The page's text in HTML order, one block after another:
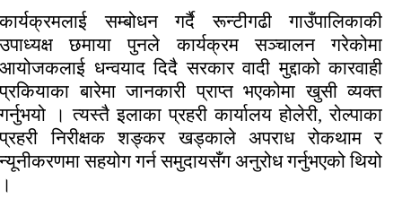
कार्यक्रमलाई सम्बोधन गर्दै रून्टीगढी गाउँपालिकाकी
उपाध्यक्ष छमाया पुनले कार्यक्रम सञ्चालन गरेकोमा
आयोजकलाई धन्वयाद दिदै सरकार वादी मुद्दाको कारवाही
प्रकियाका बारेमा जानकारी प्राप्त भएकोमा खुसी व्यक्त
गर्नुभयो । त्यस्तै इलाका प्रहरी कार्यालय होलेरी, रोल्पाका
प्रहरी निरीक्षक शङ्कर खड्काले अपराध रोकथाम र
न्यूनीकरणमा सहयोग गर्न समुदायसँग अनुरोध गर्नुभएको थियो
।